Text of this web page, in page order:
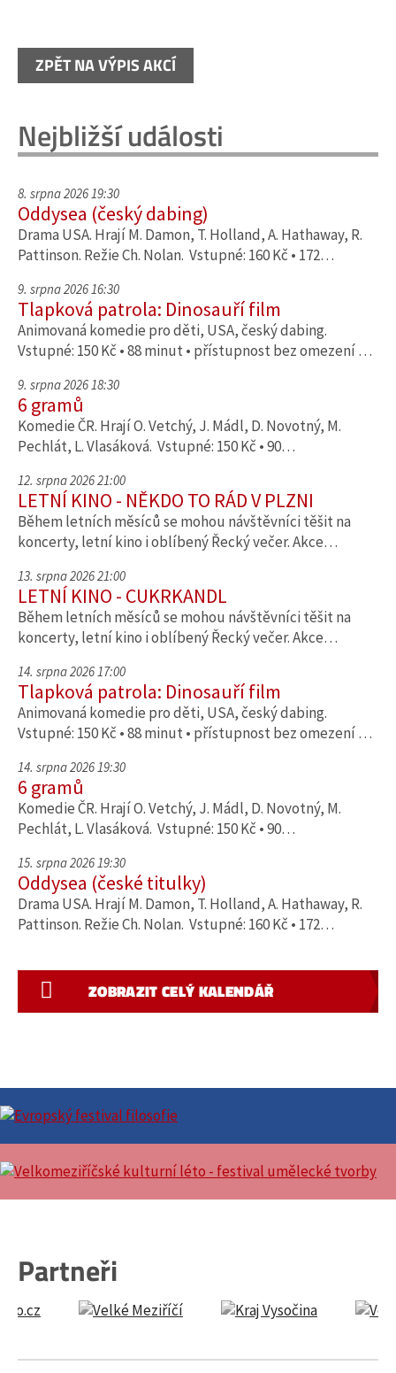
ZPĚT NA VÝPIS AKCÍ
Nejbližší události
8. srpna 2026 19:30
Oddysea (český dabing)
Drama USA. Hrají M. Damon, T. Holland, A. Hathaway, R.
Pattinson. Režie Ch. Nolan. Vstupné: 160 Kč • 172…
9. srpna 2026 16:30
Tlapková patrola: Dinosauří film
Animovaná komedie pro děti, USA, český dabing.
Vstupné: 150 Kč • 88 minut • přístupnost bez omezení …
9. srpna 2026 18:30
6 gramů
Komedie ČR. Hrají O. Vetchý, J. Mádl, D. Novotný, M.
Pechlát, L. Vlasáková. Vstupné: 150 Kč • 90…
12. srpna 2026 21:00
LETNÍ KINO - NĚKDO TO RÁD V PLZNI
Během letních měsíců se mohou návštěvníci těšit na
koncerty, letní kino i oblíbený Řecký večer. Akce…
13. srpna 2026 21:00
LETNÍ KINO - CUKRKANDL
Během letních měsíců se mohou návštěvníci těšit na
koncerty, letní kino i oblíbený Řecký večer. Akce…
14. srpna 2026 17:00
Tlapková patrola: Dinosauří film
Animovaná komedie pro děti, USA, český dabing.
Vstupné: 150 Kč • 88 minut • přístupnost bez omezení …
14. srpna 2026 19:30
6 gramů
Komedie ČR. Hrají O. Vetchý, J. Mádl, D. Novotný, M.
Pechlát, L. Vlasáková. Vstupné: 150 Kč • 90…
15. srpna 2026 19:30
Oddysea (české titulky)
Drama USA. Hrají M. Damon, T. Holland, A. Hathaway, R.
Pattinson. Režie Ch. Nolan. Vstupné: 160 Kč • 172…
ZOBRAZIT CELÝ KALENDÁŘ
Partneři